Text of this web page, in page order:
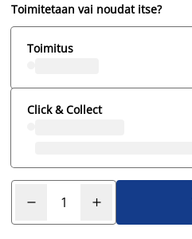
Toimitetaan vai noudat itse?
Toimitus
Click & Collect